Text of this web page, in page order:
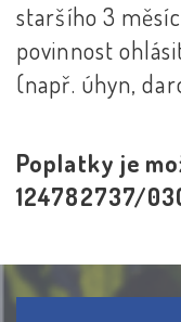
staršího 3
povinnost
(např. úhyn,
Poplatky je
124782737/